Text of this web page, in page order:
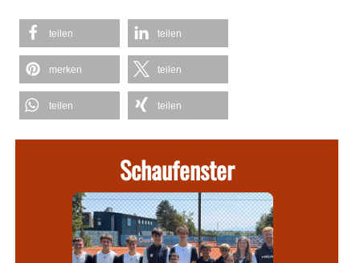
teilen teilen
merken teilen
teilen teilen
Schaufenster